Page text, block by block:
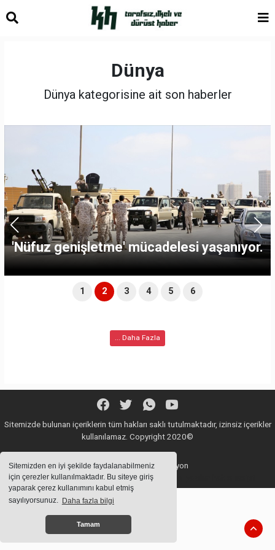
Sitemizden en iyi şekilde faydalanabilmeniz
için çerezler kullanılmaktadır. Bu siteye giriş
yaparak çerez kullanımını kabul etmiş
sayılıyorsunuz. Daha fazla bilgi
Tamam
Dünya
Dünya kategorisine ait son haberler
'Nüfuz genişletme' mücadelesi yaşanıyor.
1 2 3 4 5 6
... Daha Fazla
Sitemizde bulunan içeriklerin tüm hakları saklı tutulmaktadır, izinsiz içerikler
kullanılamaz. Copyright 2020©
Haber Yazılımı:Web Aksiyon
haber yazılımıhaber paketi haber scripti